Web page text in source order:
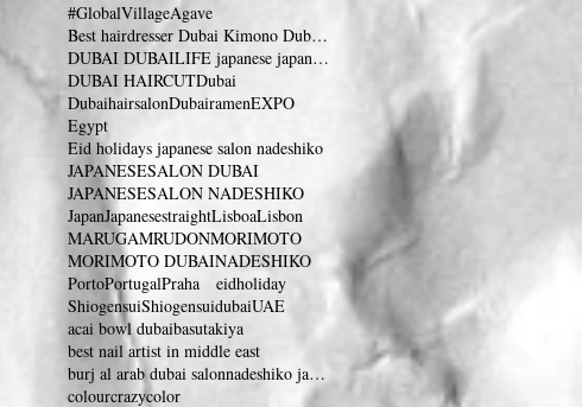
#GlobalVillageAgave
Best hairdresser Dubai Kimono Dubai 着物 ドバイ
DUBAI DUBAILIFE japanese japanesesalon dubaifram
DUBAI HAIRCUTDubai
DubaihairsalonDubairamenEXPO
Egypt
Eid holidays japanese salon nadeshiko
JAPANESESALON DUBAI
JAPANESESALON NADESHIKO
JapanJapanesestraightLisboaLisbon
MARUGAMRUDONMORIMOTO
MORIMOTO DUBAINADESHIKO
PortoPortugalPraha eidholiday
ShiogensuiShiogensuidubaiUAE
acai bowl dubaibasutakiya
best nail artist in middle east
burj al arab dubai salonnadeshiko japanese
colourcrazycolor